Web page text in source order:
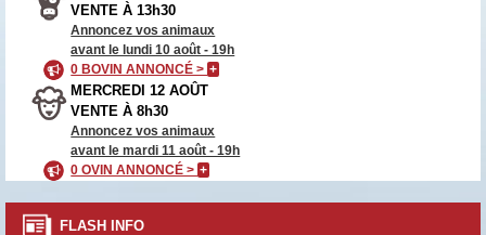
VENTE À 13h30
Annoncez vos animaux
avant le lundi 10 août - 19h
0 BOVIN ANNONCÉ >+
MERCREDI 12 AOÛT
VENTE À 8h30
Annoncez vos animaux
avant le mardi 11 août - 19h
0 OVIN ANNONCÉ >+
FLASH INFO